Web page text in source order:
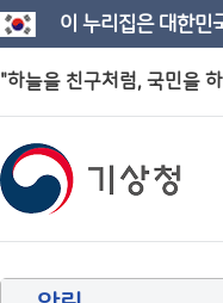
이 누리집은 대한민
"하늘을 친구처럼, 국민을